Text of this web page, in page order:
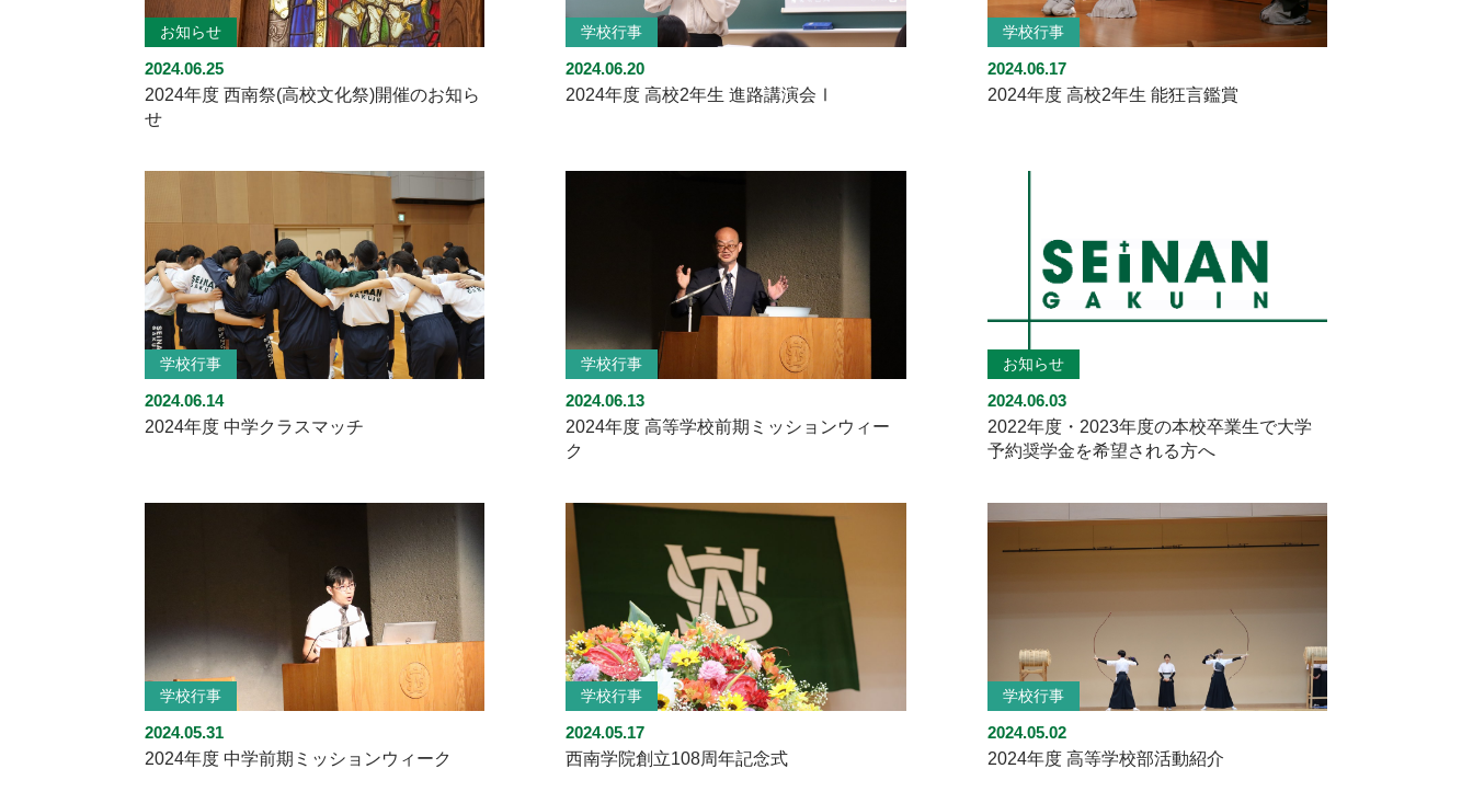
お知らせ
2024.06.25
2024年度 西南祭(高校文化祭)開催のお知ら
せ
学校行事
2024.06.20
2024年度 高校2年生 進路講演会Ⅰ
学校行事
2024.06.17
2024年度 高校2年生 能狂言鑑賞
学校行事
2024.06.14
2024年度 中学クラスマッチ
学校行事
2024.06.13
2024年度 高等学校前期ミッションウィー
ク
お知らせ
2024.06.03
2022年度・2023年度の本校卒業生で大学
予約奨学金を希望される方へ
学校行事
2024.05.31
2024年度 中学前期ミッションウィーク
学校行事
2024.05.17
西南学院創立108周年記念式
学校行事
2024.05.02
2024年度 高等学校部活動紹介